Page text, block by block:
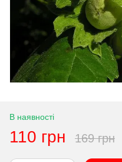
В наявності
110 грн 169 грн